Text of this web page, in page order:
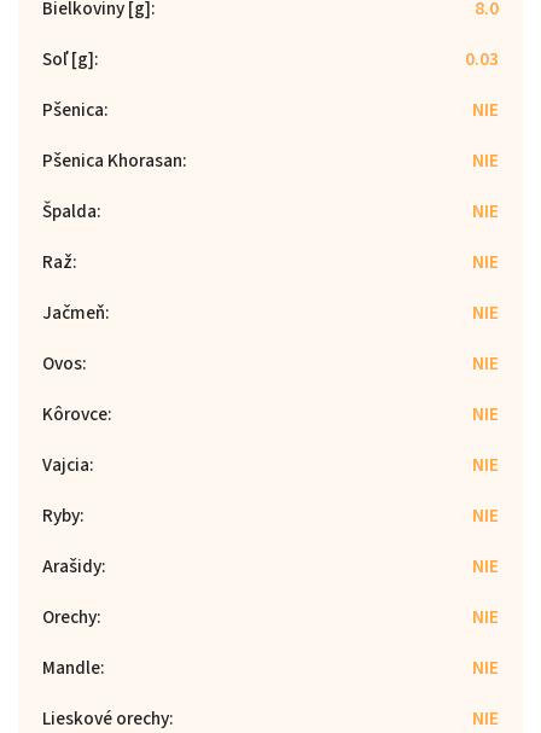
Bielkoviny [g]:
8.0
Soľ [g]:
0.03
Pšenica:
NIE
Pšenica Khorasan:
NIE
Špalda:
NIE
Raž:
NIE
Jačmeň:
NIE
Ovos:
NIE
Kôrovce:
NIE
Vajcia:
NIE
Ryby:
NIE
Arašidy:
NIE
Orechy:
NIE
Mandle:
NIE
Lieskové orechy:
NIE